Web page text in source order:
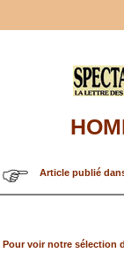
Article publié
Pour voir notre sélection